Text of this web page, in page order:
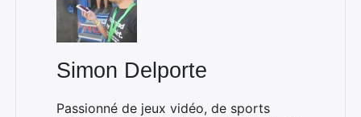
Simon Delporte
Passionné de jeux vidéo, de sports